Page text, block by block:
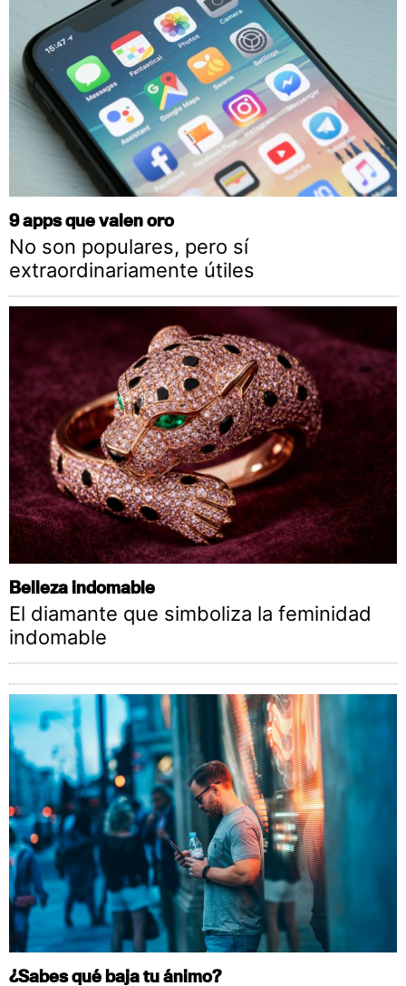
9 apps que valen oro
No son populares, pero sí
extraordinariamente útiles
Belleza indomable
El diamante que simboliza la feminidad
indomable
¿Sabes qué baja tu ánimo?